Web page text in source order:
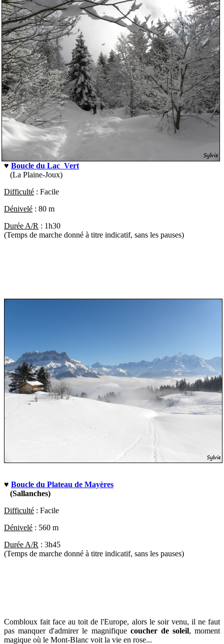
♥ Boucle du Lac Vert
(La Plaine-Joux)
Difficulté : Facile
Dénivelé : 80 m
Durée A/R : 1h30
(Temps de marche donné à titre indicatif, sans les pauses)
♥ Boucle du Plateau de Mayères
(Sallanches)
Difficulté : Facile
Dénivelé : 560 m
Durée A/R : 3h45
(Temps de marche donné à titre indicatif, sans les pauses)
Combloux fait face au toit de l'Europe, alors le soir venu, il ne faut
pas manquer d'admirer le magnifique coucher de soleil, moment
magique où le Mont-Blanc voit la vie en rose...